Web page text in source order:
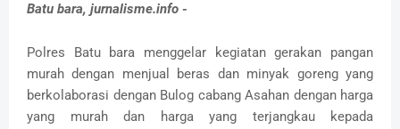
Batu bara, jurnalisme.info -
Polres Batu bara menggelar kegiatan gerakan pangan
murah dengan menjual beras dan minyak goreng yang
berkolaborasi dengan Bulog cabang Asahan dengan harga
yang murah dan harga yang terjangkau kepada